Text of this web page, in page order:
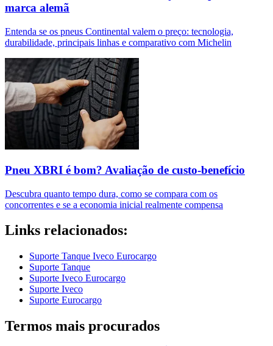
marca alemã
Entenda se os pneus Continental valem o preço: tecnologia,
durabilidade, principais linhas e comparativo com Michelin
Pneu XBRI é bom? Avaliação de custo-benefício
Descubra quanto tempo dura, como se compara com os
concorrentes e se a economia inicial realmente compensa
Links relacionados:
Suporte Tanque Iveco Eurocargo
Suporte Tanque
Suporte Iveco Eurocargo
Suporte Iveco
Suporte Eurocargo
Termos mais procurados